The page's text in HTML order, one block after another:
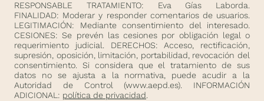
RESPONSABLE TRATAMIENTO: Eva Gías Laborda.
FINALIDAD: Moderar y responder comentarios de usuarios.
LEGITIMACIÓN: Mediante consentimiento del interesado.
CESIONES: Se prevén las cesiones por obligación legal o
requerimiento judicial. DERECHOS: Acceso, rectificación,
supresión, oposición, limitación, portabilidad, revocación del
consentimiento. Si considera que el tratamiento de sus
datos no se ajusta a la normativa, puede acudir a la
Autoridad de Control (www.aepd.es). INFORMACIÓN
ADICIONAL: política de privacidad.